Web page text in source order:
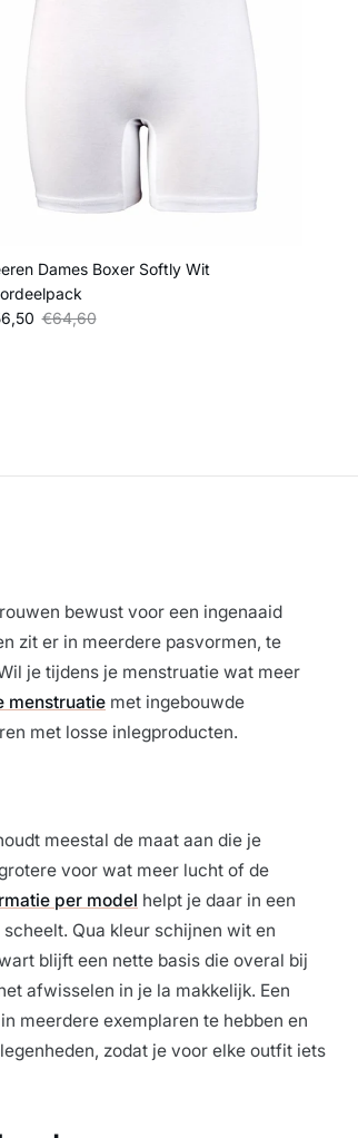
Dames Boxer Softly Wit
Reguliere prijs
€64,60
bewust voor een ingenaaid
zit er in meerdere pasvormen, te
je tijdens je menstruatie wat meer
menstruatie met ingebouwde
met losse inlegproducten.
meestal de maat aan die je
voor wat meer lucht of de
per model helpt je daar in een
Qua kleur schijnen wit en
blijft een nette basis die overal bij
afwisselen in je la makkelijk. Een
meerdere exemplaren te hebben en
zodat je voor elke outfit iets